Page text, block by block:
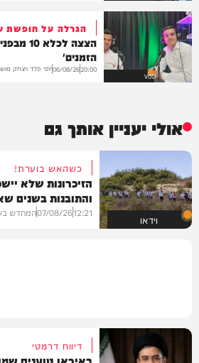
VOD
הגרלה על חופשת
הצצה
הזמנים'
20:00
06/08/26יוסי פלד ויצחק
אולי יעניין אותך גם
וידאו
כשהאש בוערת!
הזיכרונות שלא
והתובנות בשנים
12:21
07/08/26המחדש
דיווח דרמטי